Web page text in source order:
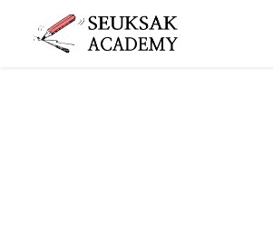
그림 그리는 사람들이 모이는 공간 슥삭화실